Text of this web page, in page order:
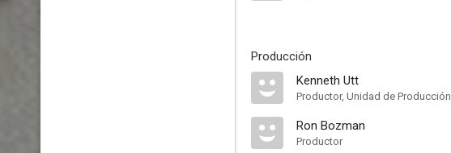
Producción
Kenneth Utt
Productor, Unidad de Producción
Ron Bozman
Productor